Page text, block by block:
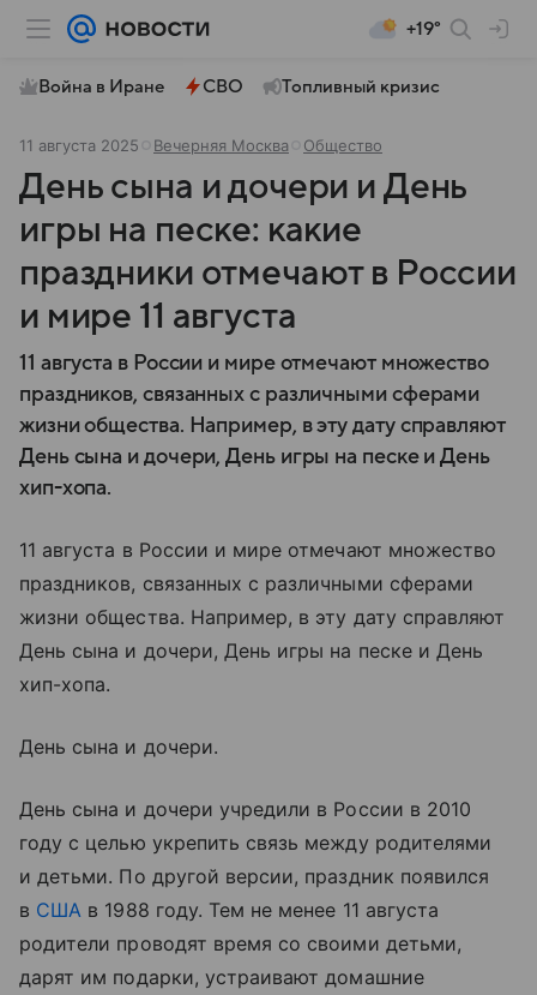
+19°
Война в Иране СВО Топливный кризис
11 августа 2025 Вечерняя Москва Общество
День сына и дочери и День
игры на песке: какие
праздники отмечают в России
и мире 11 августа
11 августа в России и мире отмечают множество
праздников, связанных с различными сферами
жизни общества. Например, в эту дату справляют
День сына и дочери, День игры на песке и День
хип-хопа.
11 августа в России и мире отмечают множество
праздников, связанных с различными сферами
жизни общества. Например, в эту дату справляют
День сына и дочери, День игры на песке и День
хип-хопа.
День сына и дочери.
День сына и дочери учредили в России в 2010
году с целью укрепить связь между родителями
и детьми. По другой версии, праздник появился
в США в 1988 году. Тем не менее 11 августа
родители проводят время со своими детьми,
дарят им подарки, устраивают домашние